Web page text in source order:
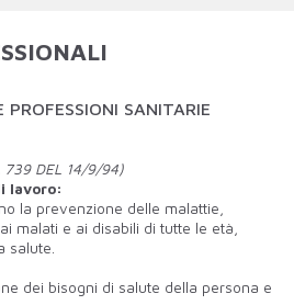
SANITARIE
739 DEL 14/9/94)
lavoro:
la prevenzione delle malattie,
malati e ai disabili di tutte le età,
salute.
dei bisogni di salute della persona e